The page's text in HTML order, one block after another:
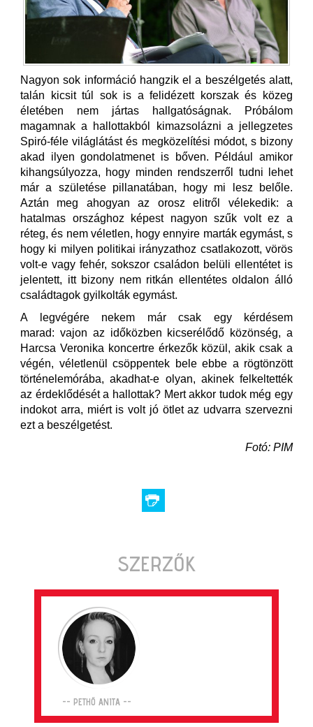
Nagyon sok információ hangzik el a beszélgetés alatt,
talán kicsit túl sok is a felidézett korszak és közeg
életében nem jártas hallgatóságnak. Próbálom
magamnak a hallottakból kimazsolázni a jellegzetes
Spiró-féle világlátást és megközelítési módot, s bizony
akad ilyen gondolatmenet is bőven. Például amikor
kihangsúlyozza, hogy minden rendszerről tudni lehet
már a születése pillanatában, hogy mi lesz belőle.
Aztán meg ahogyan az orosz elitről vélekedik: a
hatalmas országhoz képest nagyon szűk volt ez a
réteg, és nem véletlen, hogy ennyire marták egymást, s
hogy ki milyen politikai irányzathoz csatlakozott, vörös
volt-e vagy fehér, sokszor családon belüli ellentétet is
jelentett, itt bizony nem ritkán ellentétes oldalon álló
családtagok gyilkolták egymást.
A legvégére nekem már csak egy kérdésem
marad: vajon az időközben kicserélődő közönség, a
Harcsa Veronika koncertre érkezők közül, akik csak a
végén, véletlenül csöppentek bele ebbe a rögtönzött
történelemórába, akadhat-e olyan, akinek felkeltették
az érdeklődését a hallottak? Mert akkor tudok még egy
indokot arra, miért is volt jó ötlet az udvarra szervezni
ezt a beszélgetést.
Fotó: PIM
SZERZŐK
-- PETHŐ ANITA --